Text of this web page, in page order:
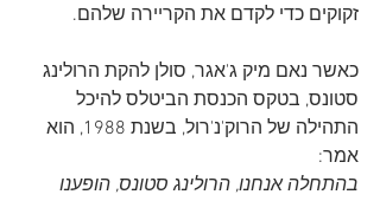
זקוקים כדי לקדם את הקריירה שלהם.
כאשר נאם מיק ג'אגר, סולן להקת הרולינג
סטונס, בטקס הכנסת הביטלס להיכל
התהילה של הרוק'נ'רול, בשנת 1988, הוא
אמר:
בהתחלה אנחנו, הרולינג סטונס, הופענו